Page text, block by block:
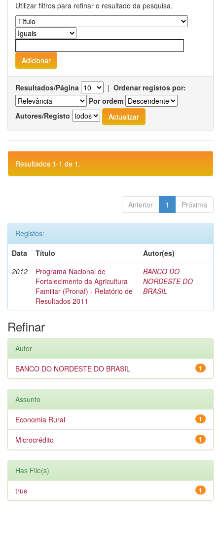
Utilizar filtros para refinar o resultado da pesquisa.
Resultados/Página | Ordenar registos por:
Por ordem
Autores/Registo
Resultados 1-1 de 1.
Anterior 1 Próxima
Registos:
Data
Título
Autor(es)
2012
Programa Nacional de
Fortalecimento da Agricultura
Familiar (Pronaf) - Relatório de
Resultados 2011
BANCO DO
NORDESTE DO
BRASIL
Refinar
Autor
1
BANCO DO NORDESTE DO BRASIL
Assunto
1
Economia Rural
1
Microcrédito
Has File(s)
1
true